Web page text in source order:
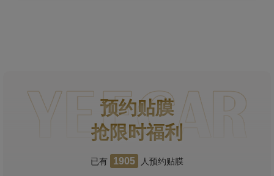
预约贴膜
抢限时福利
已有 1905 人预约贴膜